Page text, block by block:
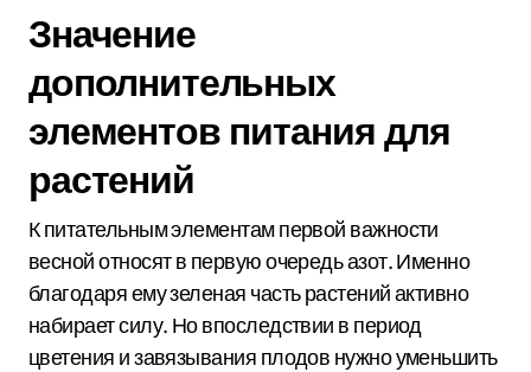
Значение
дополнительных
элементов питания для
растений
К питательным элементам первой важности
весной относят в первую очередь азот. Именно
благодаря ему зеленая часть растений активно
набирает силу. Но впоследствии в период
цветения и завязывания плодов нужно уменьшить